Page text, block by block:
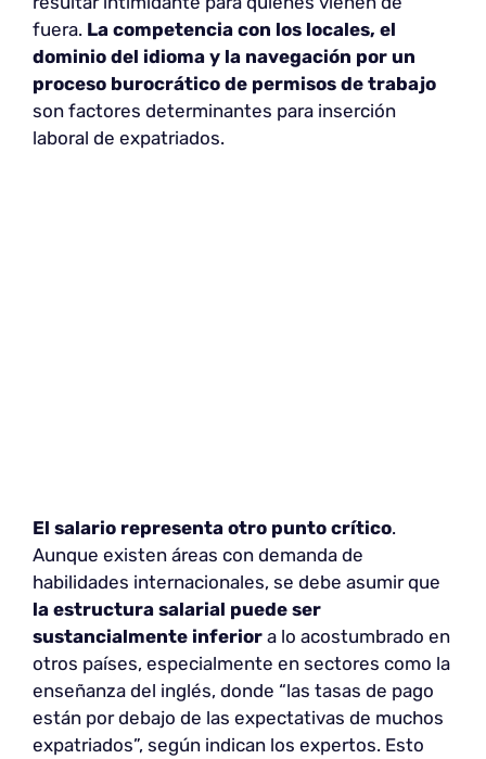
fuera. La competencia con los locales, el
dominio del idioma y la navegación por un
proceso burocrático de permisos de trabajo
son factores determinantes para inserción
laboral de expatriados.
El salario representa otro punto crítico.
Aunque existen áreas con demanda de
habilidades internacionales, se debe asumir que
la estructura salarial puede ser
sustancialmente inferior a lo acostumbrado en
otros países, especialmente en sectores como la
enseñanza del inglés, donde “las tasas de pago
están por debajo de las expectativas de muchos
expatriados”, según indican los expertos. Esto